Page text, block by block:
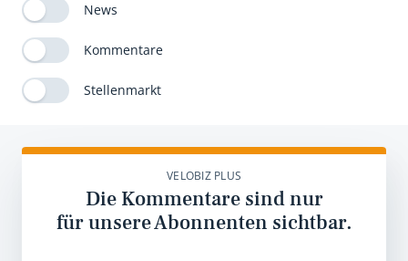
News
Kommentare
Stellenmarkt
VELOBIZ PLUS
Die Kommentare sind nur
für unsere Abonnenten sichtbar.